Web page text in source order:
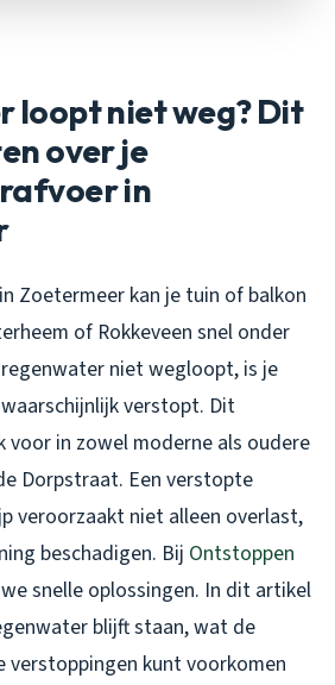
loopt niet weg? Dit
over je
in
Zoetermeer kan je tuin of balkon
of Rokkeveen snel onder
regenwater niet wegloopt, is je
verstopt. Dit
voor in zowel moderne als oudere
Dorpstraat. Een verstopte
veroorzaakt niet alleen overlast,
beschadigen. Bij Ontstoppen
snelle oplossingen. In dit artikel
blijft staan, wat de
verstoppingen kunt voorkomen